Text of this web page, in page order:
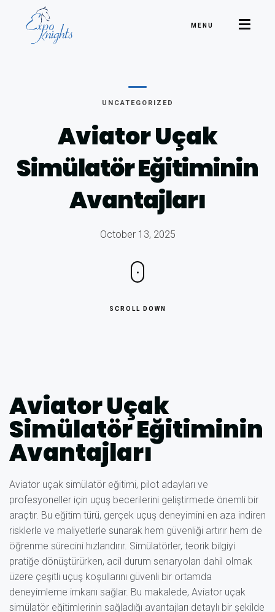
MENU
UNCATEGORIZED
Aviator Uçak
Simülatör Eğitiminin
Avantajları
October 13, 2025
SCROLL DOWN
Aviator Uçak
Simülatör Eğitiminin
Avantajları
Aviator uçak simülatör eğitimi, pilot adayları ve
profesyoneller için uçuş becerilerini geliştirmede önemli bir
araçtır. Bu eğitim türü, gerçek uçuş deneyimini en aza indiren
risklerle ve maliyetlerle sunarak hem güvenliği artırır hem de
öğrenme sürecini hızlandırır. Simülatörler, teorik bilgiyi
pratiğe dönüştürürken, acil durum senaryoları dahil olmak
üzere çeşitli uçuş koşullarını güvenli bir ortamda
deneyimleme imkanı sağlar. Bu makalede, Aviator uçak
simülatör eğitimlerinin sağladığı avantajları detaylı bir şekilde